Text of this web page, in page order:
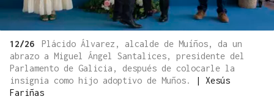
12/26
Plácido Álvarez, alcalde de Muíños, da un
abrazo a Miguel Ángel Santalices, presidente del
Parlamento de Galicia, después de colocarle la
insignia como hijo adoptivo de Muños.
| Xesús
Fariñas